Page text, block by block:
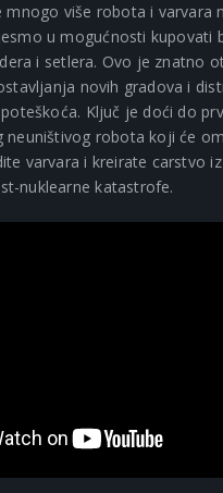
mnogo više robota i varvara
u mogućnosti kupovati
i setlera. Ovo je znatno
novih gradova i
Ključ je doći do
neuništivog robota koji će
varvara i kreirate carstvo
nuklearne katastrofe.